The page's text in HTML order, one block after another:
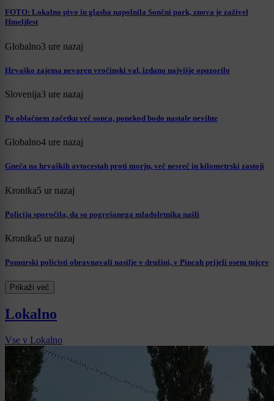
FOTO: Lokalno pivo in glasba napolnila Sončni park, znova je zaživel
Hmeljfest
Globalno3 ure nazaj
Hrvaško zajema nevaren vročinski val, izdano najvišje opozorilo
Slovenija3 ure nazaj
Po oblačnem začetku več sonca, ponekod bodo nastale nevihte
Globalno4 ure nazaj
Gneča na hrvaških avtocestah proti morju, več nesreč in kilometrski zastoji
Kronika5 ur nazaj
Policija sporočila, da so pogrešanega mladoletnika našli
Kronika5 ur nazaj
Pomurski policisti obravnavali nasilje v družini, v Pincah prijeli osem tujcev
Prikaži več
Lokalno
Vse v Lokalno